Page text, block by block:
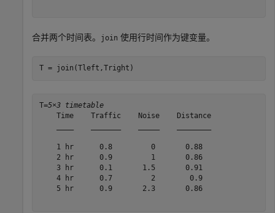
合并两个时间表。 join 使用行时间作为键变量。
T = join(Tleft,Tright)
T=5×3 timetable
    Time    Traffic    Noise    Distance
    1 hr      0.8         0       0.88
    2 hr      0.9         1       0.86
    3 hr      0.1       1.5       0.91
    4 hr      0.7         2        0.9
    5 hr      0.9       2.3       0.86